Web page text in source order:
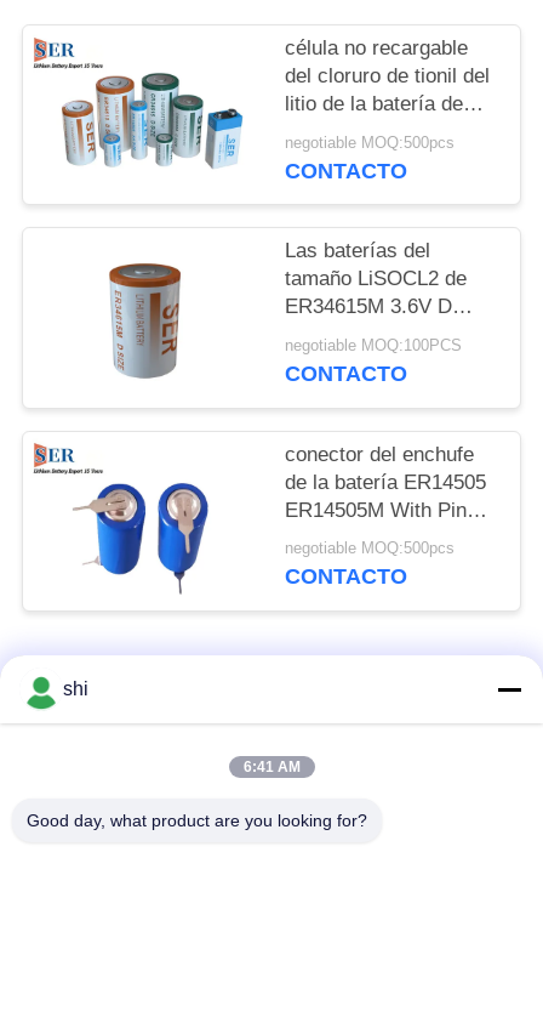
MAPA
DEL
SITIO
PRIVACY
POLICY
célula no recargable
del cloruro de tionil del
litio de la batería de
3.6Volt Li SOCL2 para
el metro elegante
negotiable MOQ:500pcs
CONTACTO
Las baterías del
tamaño LiSOCL2 de
ER34615M 3.6V D
tuercen en espiral alta
batería del cloruro de
negotiable MOQ:100PCS
CONTACTO
conector del enchufe
de la batería ER14505
ER14505M With Pin
Tab JST Molex del AA
Li SOCL2 del litio 3.6V
negotiable MOQ:500pcs
CONTACTO
Categorías Populares
Batería del litio
shi
6:41 AM
Good day, what product are you looking for?